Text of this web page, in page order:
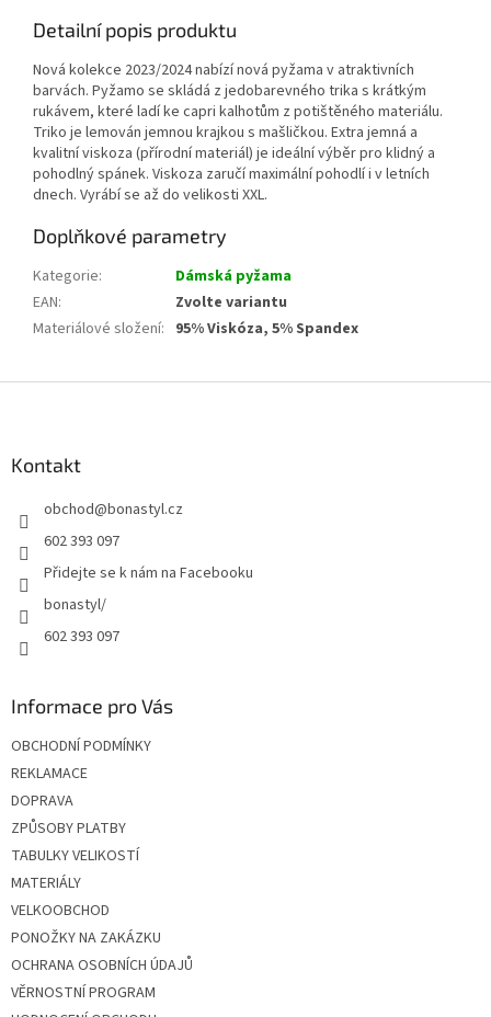
Detailní popis produktu
Nová kolekce 2023/2024 nabízí nová pyžama v atraktivních
barvách. Pyžamo se skládá z jedobarevného trika s krátkým
rukávem, které ladí ke capri kalhotům z potištěného materiálu.
Triko je lemován jemnou krajkou s mašličkou. Extra jemná a
kvalitní viskoza (přírodní materiál) je ideální výběr pro klidný a
pohodlný spánek. Viskoza zaručí maximální pohodlí i v letních
dnech. Vyrábí se až do velikosti XXL.
Doplňkové parametry
Kategorie:
Dámská pyžama
EAN:
Zvolte variantu
Materiálové složení: 95% Viskóza, 5% Spandex
Kontakt
obchod@bonastyl.cz
602 393 097
Přidejte se k nám na Facebooku
bonastyl/
602 393 097
Informace pro Vás
OBCHODNÍ PODMÍNKY
REKLAMACE
DOPRAVA
ZPŮSOBY PLATBY
TABULKY VELIKOSTÍ
MATERIÁLY
VELKOOBCHOD
PONOŽKY NA ZAKÁZKU
OCHRANA OSOBNÍCH ÚDAJŮ
VĚRNOSTNÍ PROGRAM